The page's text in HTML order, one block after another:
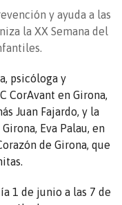
y ayuda a las
la XX Semana del
psicóloga y
CorAvant en Girona,
Juan Fajardo, y la
Eva Palau, en
de Girona, que
1 de junio a las 7 de